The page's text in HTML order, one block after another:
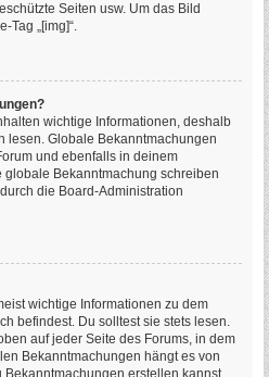
Seiten usw. Um das Bild
Tag „[img]“.
wichtige Informationen, deshalb
lesen. Globale Bekanntmachungen
und ebenfalls in deinem
Bekanntmachung schreiben
die Board-Administration
wichtige Informationen zu dem
befindest. Du solltest sie stets lesen.
auf jeder Seite des Forums, in dem
Bekanntmachungen hängt es von
erstellen kannst